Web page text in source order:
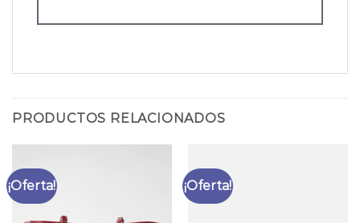
PRODUCTOS RELACIONADOS
¡Oferta! ¡Oferta!